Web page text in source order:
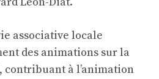
associative locale
des animations sur la
contribuant à l’animation